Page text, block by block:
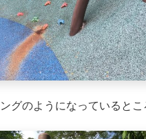
グのようになっているとこ